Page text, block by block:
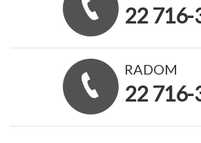
22 716-
RADOM
22 716-